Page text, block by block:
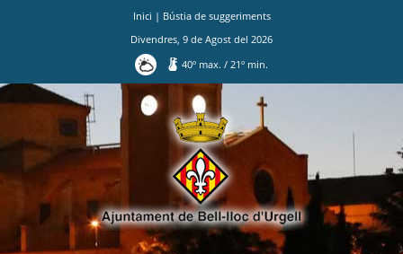
Inici | Bústia de suggeriments
Divendres 9 de Agost del 2026
40º max./ 21º min.